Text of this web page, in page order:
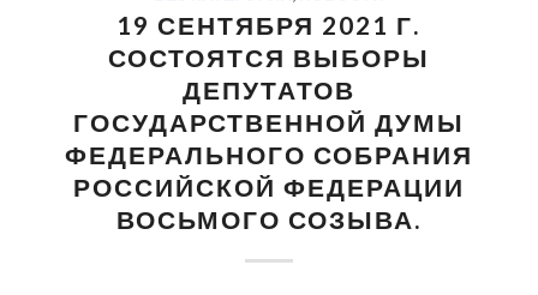
19 СЕНТЯБРЯ 2021 Г.
СОСТОЯТСЯ ВЫБОРЫ
ДЕПУТАТОВ
ГОСУДАРСТВЕННОЙ ДУМЫ
ФЕДЕРАЛЬНОГО СОБРАНИЯ
РОССИЙСКОЙ ФЕДЕРАЦИИ
ВОСЬМОГО СОЗЫВА.